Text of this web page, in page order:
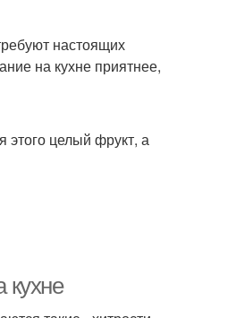
настоящих
на кухне приятнее,
этого целый фрукт, а
кухне